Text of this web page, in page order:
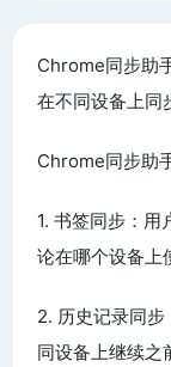
Chrome同步助
在不同设备上同
Chrome同步助
1. 书签同步：
论在哪个设备上
2. 历史记录同
同设备上继续之